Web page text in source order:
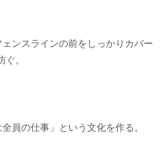
ンスラインの前をしっかりカバー
ぐ。
員の仕事」という文化を作る。